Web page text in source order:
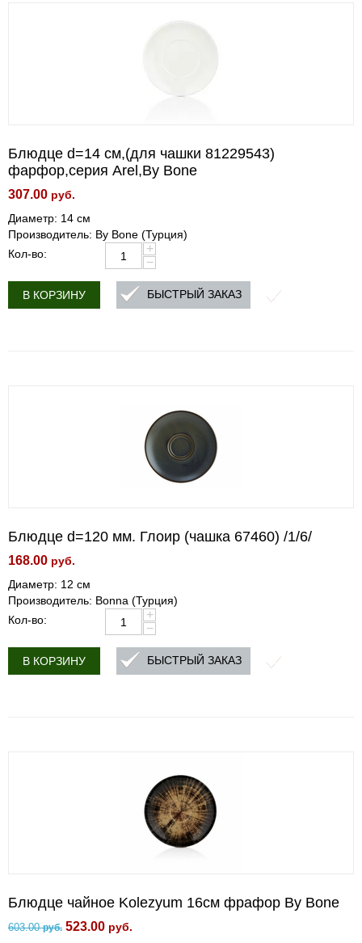
Блюдце d=14 cм,(для чашки 81229543)
фарфор,серия Arel,By Bone
307.00 руб.
Диаметр: 14 см
Производитель: By Bone (Турция)
Кол-во:
+
−
В КОРЗИНУ БЫСТРЫЙ ЗАКАЗ
Блюдце d=120 мм. Глоир (чашка 67460) /1/6/
168.00 руб.
Диаметр: 12 см
Производитель: Bonna (Турция)
Кол-во:
+
−
В КОРЗИНУ БЫСТРЫЙ ЗАКАЗ
Блюдце чайное Kolezyum 16см фрафор By Bone
603.00 руб. 523.00 руб.